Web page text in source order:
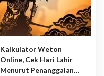
Kalkulator Weton
Online, Cek Hari Lahir
Menurut Penanggalan